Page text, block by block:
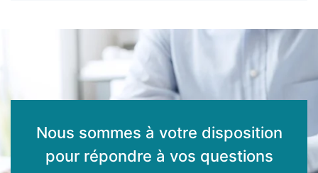
Nous sommes à votre disposition
pour répondre à vos questions